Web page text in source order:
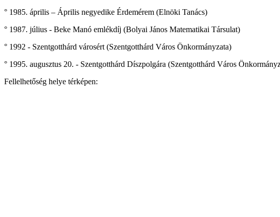
° 1985. április – Április negyedike Érdemérem (Elnöki Tanács)
° 1987. július - Beke Manó emlékdíj (Bolyai János Matematikai Társulat)
° 1992 - Szentgotthárd városért (Szentgotthárd Város Önkormányzata)
° 1995. augusztus 20. - Szentgotthárd Díszpolgára (Szentgotthárd Város
Fellelhetőség helye térképen: